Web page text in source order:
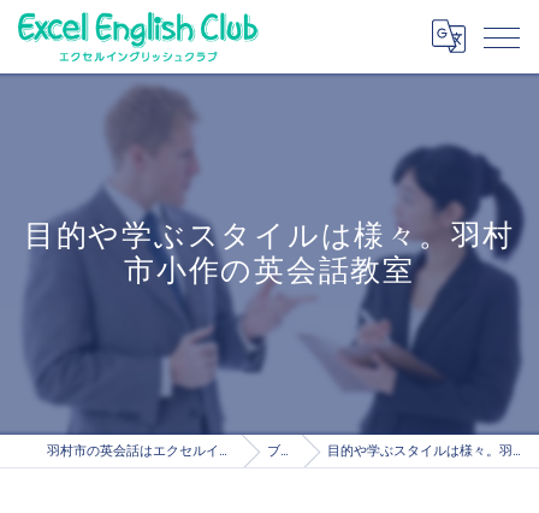
目的や学ぶスタイルは様々。羽村
市小作の英会話教室
羽村市の英会話はエクセルイングリッシュクラブ ブログ 目的や学ぶスタイルは様々。羽村市小作の英会話教室